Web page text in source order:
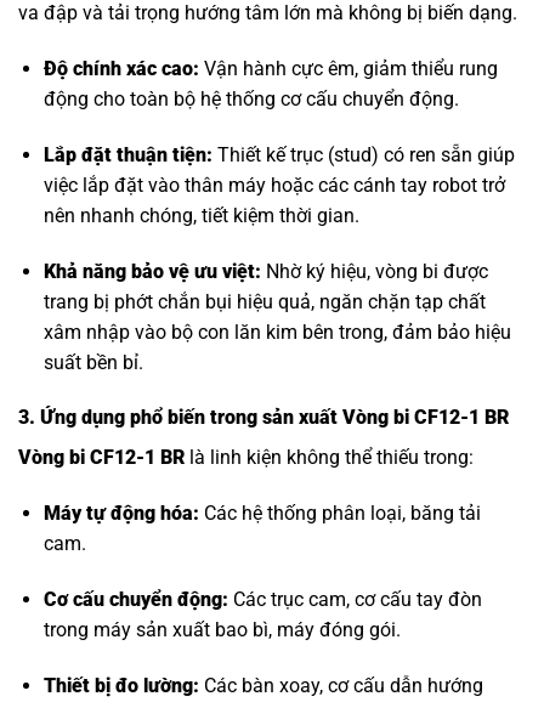
va đập và tải trọng hướng tâm lớn mà không bị biến dạng.
Độ chính xác cao: Vận hành cực êm, giảm thiểu rung
động cho toàn bộ hệ thống cơ cấu chuyển động.
Lắp đặt thuận tiện: Thiết kế trục (stud) có ren sẵn giúp
việc lắp đặt vào thân máy hoặc các cánh tay robot trở
nên nhanh chóng, tiết kiệm thời gian.
Khả năng bảo vệ ưu việt: Nhờ ký hiệu, vòng bi được
trang bị phớt chắn bụi hiệu quả, ngăn chặn tạp chất
xâm nhập vào bộ con lăn kim bên trong, đảm bảo hiệu
suất bền bỉ.
3. Ứng dụng phổ biến trong sản xuất Vòng bi CF12-1 BR
Vòng bi CF12-1 BR là linh kiện không thể thiếu trong:
Máy tự động hóa: Các hệ thống phân loại, băng tải
cam.
Cơ cấu chuyển động: Các trục cam, cơ cấu tay đòn
trong máy sản xuất bao bì, máy đóng gói.
Thiết bị đo lường: Các bàn xoay, cơ cấu dẫn hướng